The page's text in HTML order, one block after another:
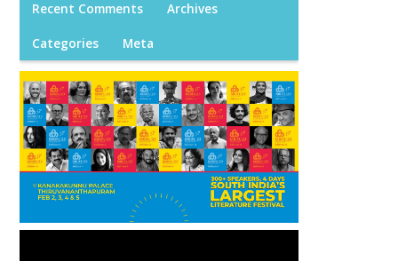
Recent Comments Archives
Categories Meta